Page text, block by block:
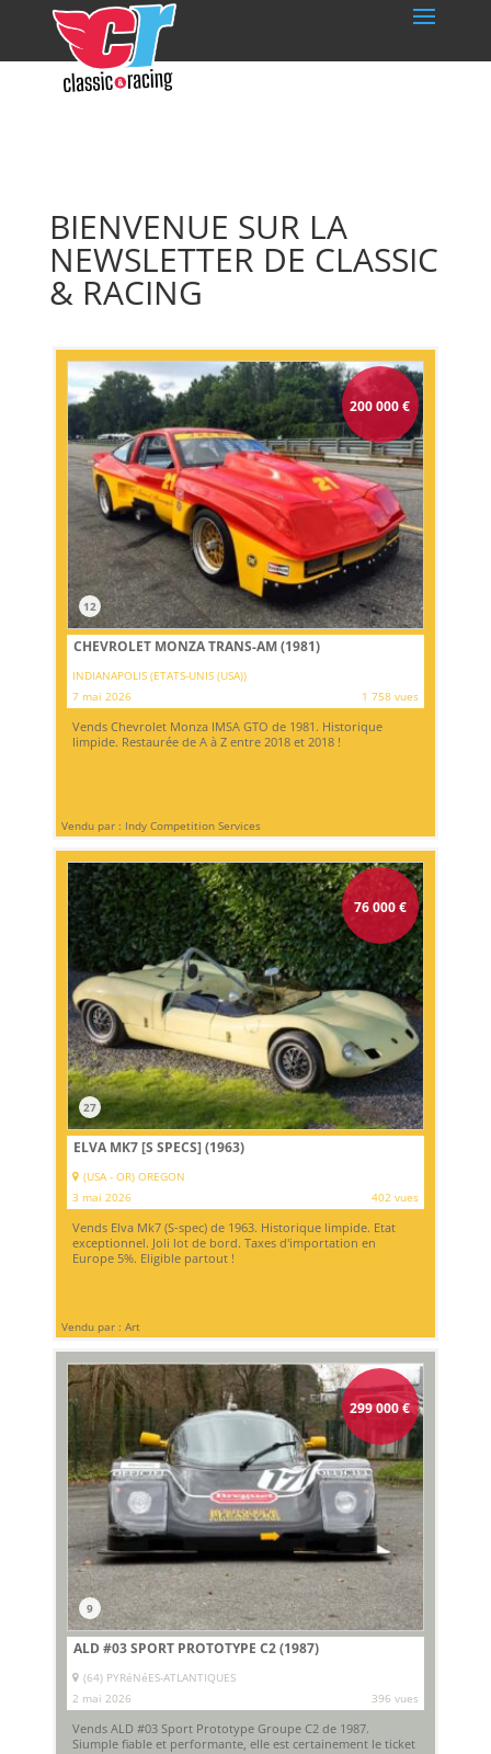
BIENVENUE SUR LA
NEWSLETTER DE CLASSIC
& RACING
200 000€
12
CHEVROLET MONZA TRANS-AM (1981)
INDIANAPOLIS (ETATS-UNIS (USA))
7 mai 2026
1 758 vues
Vends Chevrolet Monza IMSA GTO de 1981. Historique
limpide. Restaurée de A à Z entre 2018 et 2018 !
Vendu par : Indy Competition Services
76 000€
27
ELVA MK7 [S SPECS] (1963)
(USA - OR) OREGON
3 mai 2026
402 vues
Vends Elva Mk7 (S-spec) de 1963. Historique limpide. Etat
exceptionnel. Joli lot de bord. Taxes d'importation en
Europe 5%. Eligible partout !
Vendu par : Art
299 000€
9
ALD #03 SPORT PROTOTYPE C2 (1987)
(64) PYRéNéES-ATLANTIQUES
2 mai 2026
396 vues
Vends ALD #03 Sport Prototype Groupe C2 de 1987.
Siumple fiable et performante, elle est certainement le ticket